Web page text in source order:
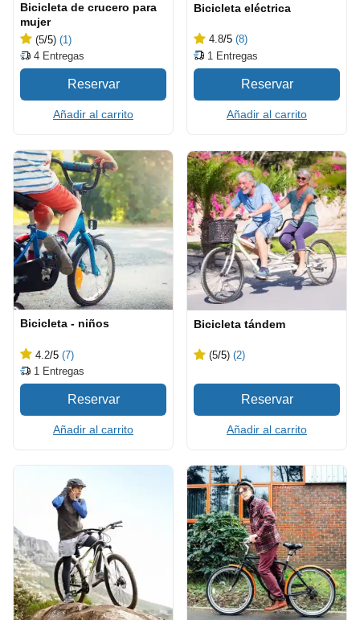
Bicicleta de crucero para
mujer
(5/5) (1)
4 Entregas
Añadir al carrito
Bicicleta eléctrica
4.8/5 (8)
1 Entregas
Añadir al carrito
Bicicleta - niños
4.2/5 (7)
1 Entregas
Añadir al carrito
Bicicleta tándem
(5/5) (2)
Añadir al carrito